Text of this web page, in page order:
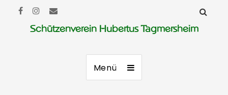
Schützenverein Hubertus Tagmersheim
Menü